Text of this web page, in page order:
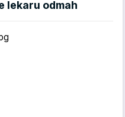
lekaru odmah